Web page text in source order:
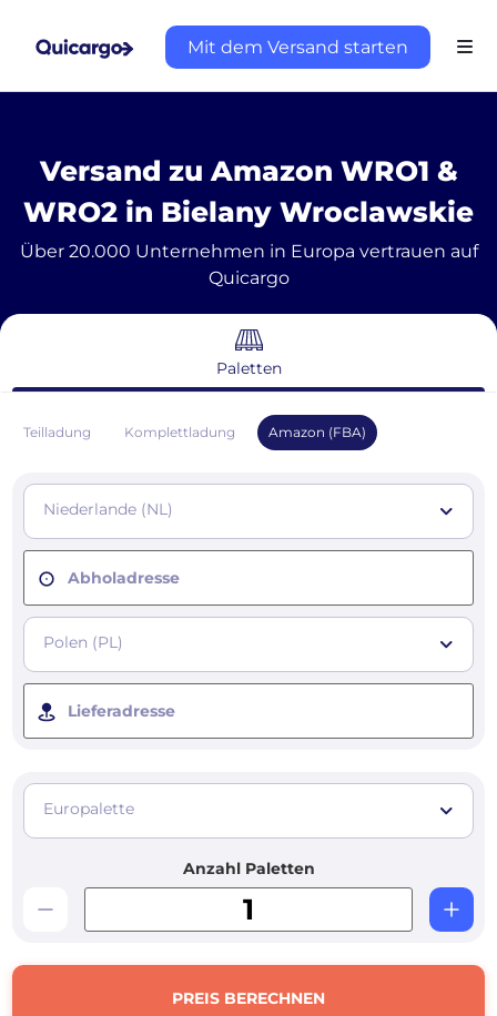
Mit dem Versand starten
Versand zu Amazon WRO1 &
WRO2 in Bielany Wroclawskie
Über 20.000 Unternehmen in Europa vertrauen auf
Quicargo
Paletten
Teilladung Komplettladung Amazon (FBA)
Niederlande (NL)
Abholadresse
Polen (PL)
Lieferadresse
Europalette
Anzahl Paletten
PREIS BERECHNEN